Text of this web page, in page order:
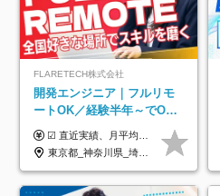
FLARETECH株式会社
開発エンジニア｜フルリモ
ートOK／経験半年～でOK
／実質還元率80～90%／前
給保証／AI系など最先端案
件多数
☑︎ 直近実績、月平均17,000円の昇給 ☑︎ 前職給与100%保証 ☑︎ 実質還元率80～90% ☑︎ 待機時も給与は満額支給 月給35万円～70万円＋交通費など各種手当 ※想定年収：4,200,000円～10,560,000円 ※経験・能力等を考慮の上で決定します。 ※上記金額には、みなし残業手当（50時間分・104,000円～212,000円）を含みます。超過分は別途追加支給します。 ┗残業時間は月平均10時間、多い時でも20時間程度と安定しております ★単価連動型の給与体系ではないため、万が一待機になってもその間の給与は満額支給しています。 ＜1年間の昇給事例をご紹介！＞ ・20代/フロントエンドエンジニア：月給274,000円→月給362,000円（＋88,000円/月） ・20代/iOSエンジニア：月給237,000円→月給287,000円（＋50,000円/月） ・20代/Androidエンジニア：月給316,000円→月給374,000円（＋58,000円/月） ・30代/Javaエンジニア（上流）：月給340,000円→月給418,000円（＋78,000円/月） ・30代/PMO：月給340,000円→月給418,000円（＋78,000円/月）
東京都_神奈川県_埼玉県_千葉県_大阪府_愛知県_北海道_青森県_岩手県_宮城県_秋田県_山形県_福島県_茨城県_栃木県_群馬県_新潟県_山梨県_長野県_富山県_石川県_福井県_静岡県_岐阜県_三重県_兵庫県_京都府_滋賀県_奈良県_和歌山県_広島県_岡山県_鳥取県_島根県_山口県_徳島県_香川県_愛媛県_高知県_福岡県_熊本県_佐賀県_長崎県_大分県_宮崎県_鹿児島県_沖縄県